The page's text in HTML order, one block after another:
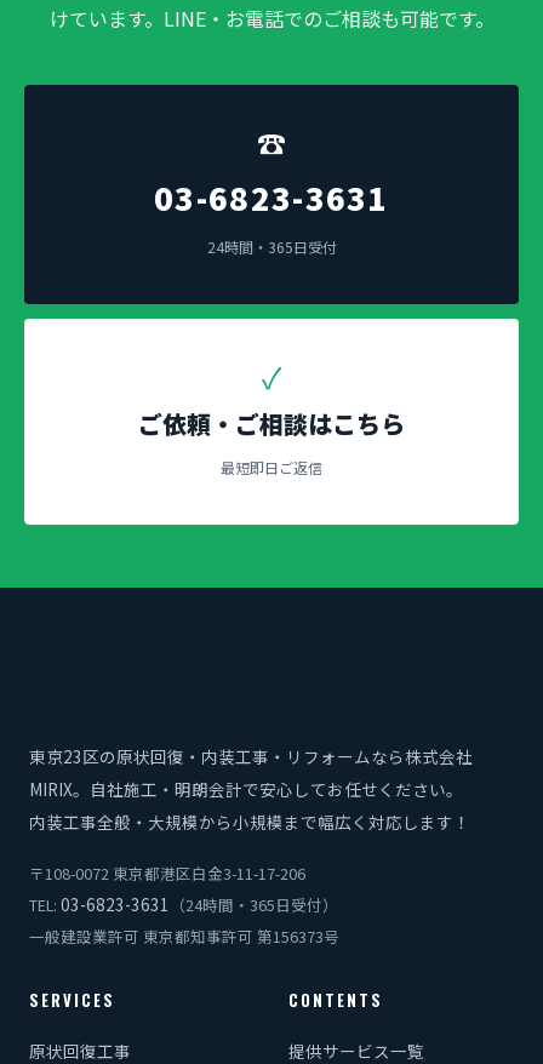
けています。LINE・お電話でのご相談も可能です。
☎
03-6823-3631
24時間・365日受付
✓
ご依頼・ご相談はこちら
最短即日ご返信
東京23区の原状回復・内装工事・リフォームなら株式会社
MIRIX。自社施工・明朗会計で安心してお任せください。
内装工事全般・大規模から小規模まで幅広く対応します！
〒108-0072 東京都港区白金3-11-17-206
TEL: 03-6823-3631
（24時間・365日受付）
一般建設業許可 東京都知事許可 第156373号
SERVICES
原状回復工事
CONTENTS
提供サービス一覧